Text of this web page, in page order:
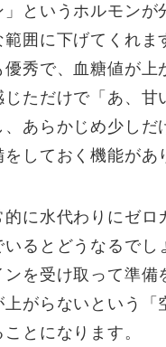
」というホルモンが
囲に下げてくれま
秀で、血糖値が上
ただけで「あ、甘
、あらかじめ少しだ
しておく機能があ
的に水代わりにゼロ
いるとどうなるでし
ンを受け取って準備
上がらないという「
とになります。